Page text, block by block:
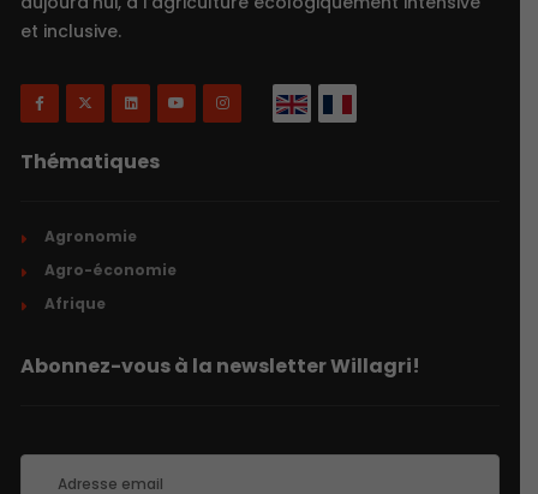
et inclusive.
Thématiques
Agronomie
Agro-économie
Afrique
Abonnez-vous à la newsletter Willagri!